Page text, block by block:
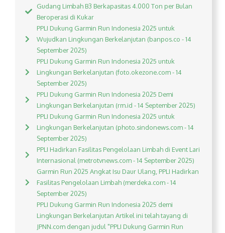
Gudang Limbah B3 Berkapasitas 4.000 Ton per Bulan
Beroperasi di Kukar
PPLI Dukung Garmin Run Indonesia 2025 untuk
Wujudkan Lingkungan Berkelanjutan (banpos.co - 14
September 2025)
PPLI Dukung Garmin Run Indonesia 2025 untuk
Lingkungan Berkelanjutan (foto.okezone.com - 14
September 2025)
PPLI Dukung Garmin Run Indonesia 2025 Demi
Lingkungan Berkelanjutan (rm.id - 14 September 2025)
PPLI Dukung Garmin Run Indonesia 2025 untuk
Lingkungan Berkelanjutan (photo.sindonews.com - 14
September 2025)
PPLI Hadirkan Fasilitas Pengelolaan Limbah di Event Lari
Internasional (metrotvnews.com - 14 September 2025)
Garmin Run 2025 Angkat Isu Daur Ulang, PPLI Hadirkan
Fasilitas Pengelolaan Limbah (merdeka.com - 14
September 2025)
PPLI Dukung Garmin Run Indonesia 2025 demi
Lingkungan Berkelanjutan Artikel ini telah tayang di
JPNN.com dengan judul "PPLI Dukung Garmin Run